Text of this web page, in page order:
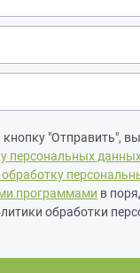
"Отправить", вы
персональных
обработку
программами в
обработки